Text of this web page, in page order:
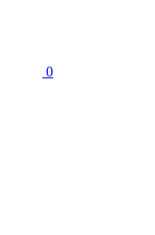
0